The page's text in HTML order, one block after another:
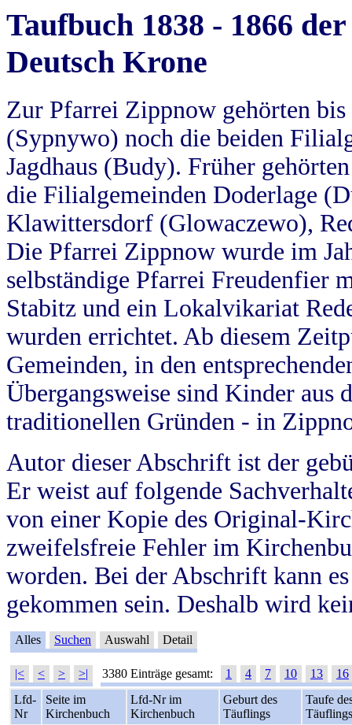
Taufbuch 1838 - 1866
Deutsch Krone
Zur Pfarrei Zippnow gehörten
(Sypnywo) noch die beiden
Jagdhaus (Budy). Früher
die Filialgemeinden Doderlage
Klawittersdorf (Glowaczewo),
Die Pfarrei Zippnow wurde im
selbständige Pfarrei Freudenfier
Stabitz und ein Lokalvikariat
wurden errichtet. Ab diesem
Gemeinden, in den
Übergangsweise sind Kinder aus
traditionellen Gründen - in
Autor dieser Abschrift ist der
Er weist auf folgende
von einer Kopie des Original-
zweifelsfreie Fehler im
worden. Bei der Abschrift kann
gekommen sein. Deshalb wird
Alles Suchen Auswahl Detail
|< < > >| 3380 Einträge gesamt: 1 4 7 10 13
16
Lfd-
Nr
Seite im
Kirchenbuch
Lfd-Nr im
Kirchenbuch
Geburt des
Täuflings
Taufe
Täuflings